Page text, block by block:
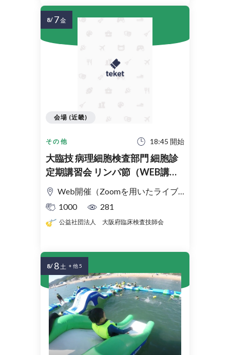
その他 18:45 開始
大臨技 病理細胞検査部門 細胞診
定期講習会 リンパ節（WEB講習
会）Web開催（Zoomを用いたライブ配信）
1000
281
公益社団法人 大阪府臨床検査技師会
会場 (近畿)
8/ 7金
8/ 8土 + 他 5